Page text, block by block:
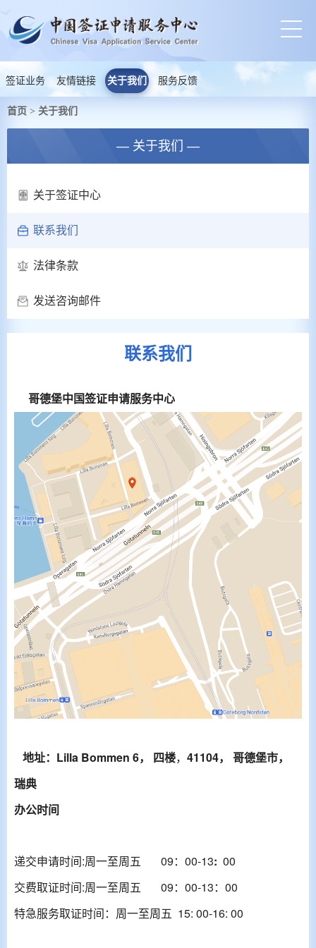
签证业务 友情链接 关于我们 服务反馈
首页 > 关于我们
— 关于我们 —
关于签证中心
联系我们
法律条款
发送咨询邮件
联系我们
哥德堡中国签证申请服务中心
地址： Lilla Bommen 6， 四楼， 41104， 哥德堡市，
瑞典
办公时间
递交申请时间:周一至周五 09：00-13: 00
交费取证时间:周一至周五 09：00-13：00
特急服务取证时间：周一至周五 15: 00-16: 00